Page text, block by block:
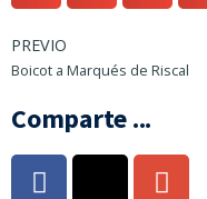
PREVIO
Boicot a Marqués de Riscal
Comparte ...